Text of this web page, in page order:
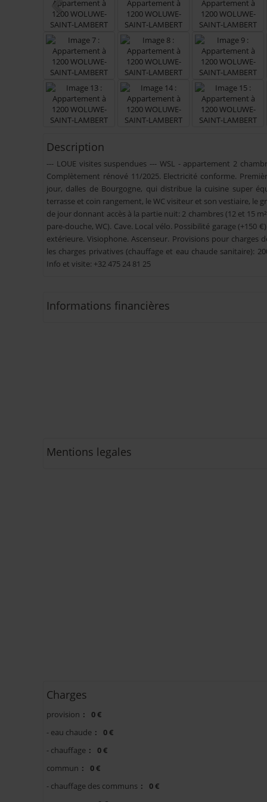
Description
--- LOUE visites suspendues --- WSL - appartement 2
Complètement rénové 11/2025. Electricité conforme.
jour, dalles de Bourgogne, qui distribue la cuisine super
terrasse et coin rangement, le WC visiteur et son vestiaire, le
de jour donnant accès à la partie nuit: 2 chambres (12 et 15
pare-douche, WC). Cave. Local vélo. Possibilité garage (+150
extérieure. Visiophone. Ascenseur. Provisions pour
les charges privatives (chauffage et eau chaude sanitaire):
Info et visite: +32 475 24 81 25
Informations financières
Mentions legales
Charges
provision :
0 €
- eau chaude :
0 €
- chauffage :
0 €
commun :
0 €
- chauffage des communs :
0 €